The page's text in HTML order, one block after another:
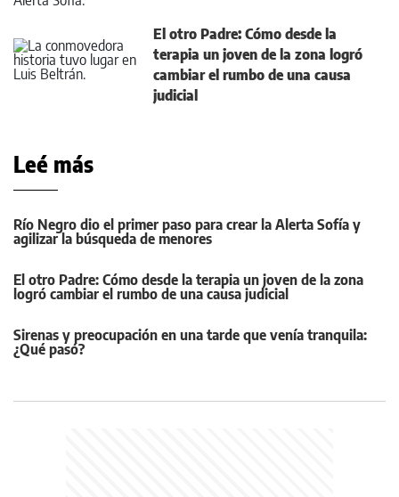
El otro Padre: Cómo desde la
terapia un joven de la zona logró
cambiar el rumbo de una causa
judicial
Leé más
Río Negro dio el primer paso para crear la Alerta Sofía y
agilizar la búsqueda de menores
El otro Padre: Cómo desde la terapia un joven de la zona
logró cambiar el rumbo de una causa judicial
Sirenas y preocupación en una tarde que venía tranquila:
¿Qué pasó?